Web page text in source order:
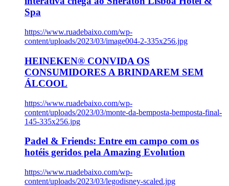
Spa
https://www.ruadebaixo.com/wp-
content/uploads/2023/03/image004-2-335x256.jpg
HEINEKEN® CONVIDA OS
CONSUMIDORES A BRINDAREM SEM
ÁLCOOL
https://www.ruadebaixo.com/wp-
content/uploads/2023/03/monte-da-bemposta-bemposta-final-
145-335x256.jpg
Padel & Friends: Entre em campo com os
hotéis geridos pela Amazing Evolution
https://www.ruadebaixo.com/wp-
content/uploads/2023/03/legodisney-scaled.jpg